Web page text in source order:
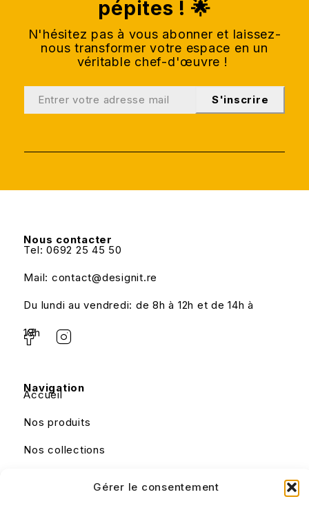
Gérer le consentement
pépites ! 🌟
N'hésitez pas à vous abonner et laissez-
nous transformer votre espace en un
véritable chef-d'œuvre !
S'inscrire
Nous contacter
Tel: 0692 25 45 50
Mail: contact@designit.re
Du lundi au vendredi: de 8h à 12h et de 14h à
18h
Navigation
Accueil
Nos produits
Nos collections